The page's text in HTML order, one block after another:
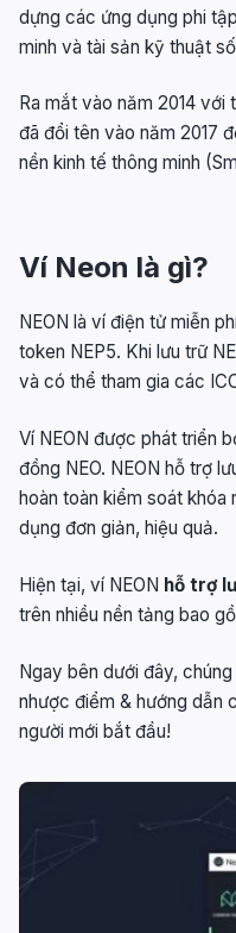
dựng các ứng dụng phi
minh và tài sản kỹ thuật
Ra mắt vào năm 2014 với
đã đổi tên vào năm 2017
nền kinh tế thông minh
Ví Neon là gì?
NEON là ví điện tử miễn
token NEP5. Khi lưu trữ
và có thể tham gia các
Ví NEON được phát triển
đồng NEO. NEON hỗ trợ
hoàn toàn kiểm soát
dụng đơn giản, hiệu quả.
Hiện tại, ví NEON hỗ trợ
trên nhiều nền tảng bao
Ngay bên dưới đây,
nhược điểm & hướng dẫn
người mới bắt đầu!